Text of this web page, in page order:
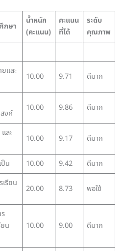
กษา
น้ำหนัก
(คะแนน)
คะแนน
ที่ได้
ระดับ
คุณภาพ
และ
10.00 9.71 ดีมาก
งค์
10.00 9.86 ดีมาก
ละ
10.00 9.17 ดีมาก
น 10.00 9.42
ดีมาก
รียน
20.00 8.73 พอใช้
น
10.00 9.00 ดีมาก